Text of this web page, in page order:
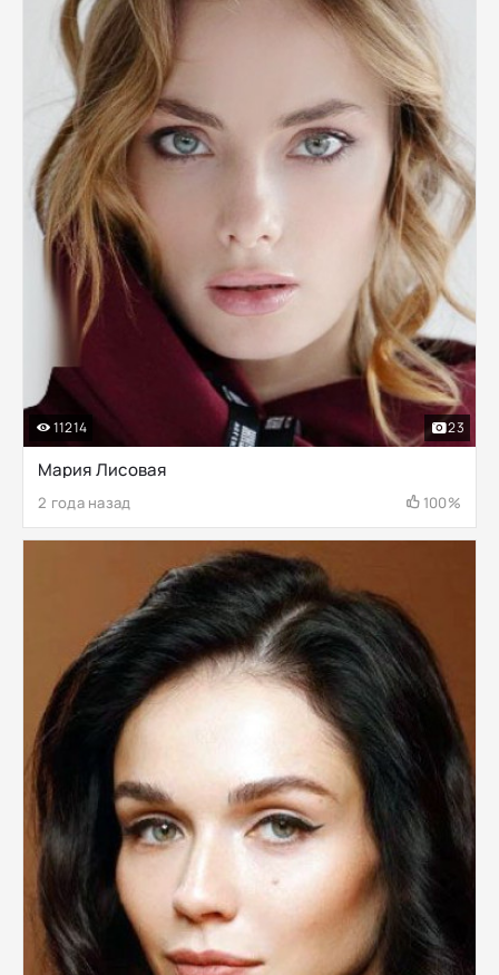
Мария Лисовая
2 года назад 100%
11214 23